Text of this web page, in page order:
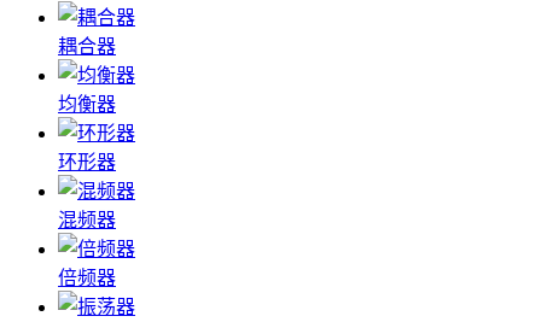
耦合器
均衡器
环形器
混频器
倍频器